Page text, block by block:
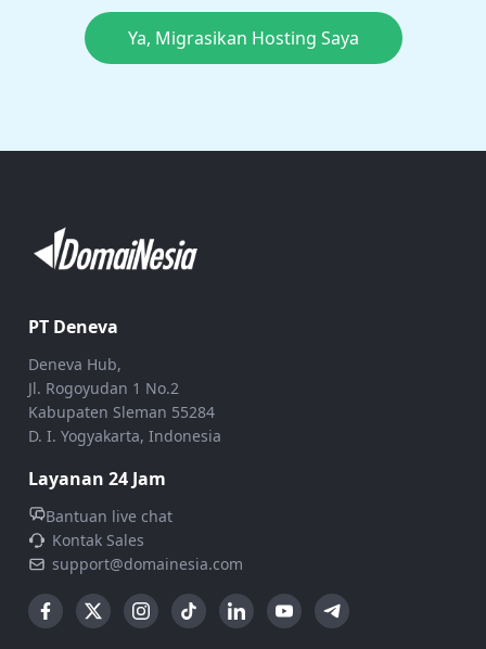
Ya, Migrasikan Hosting Saya
PT Deneva
Deneva Hub,
Jl. Rogoyudan 1 No.2
Kabupaten Sleman 55284
D. I. Yogyakarta, Indonesia
Layanan 24 Jam
Bantuan live chat
Kontak Sales
support@domainesia.com